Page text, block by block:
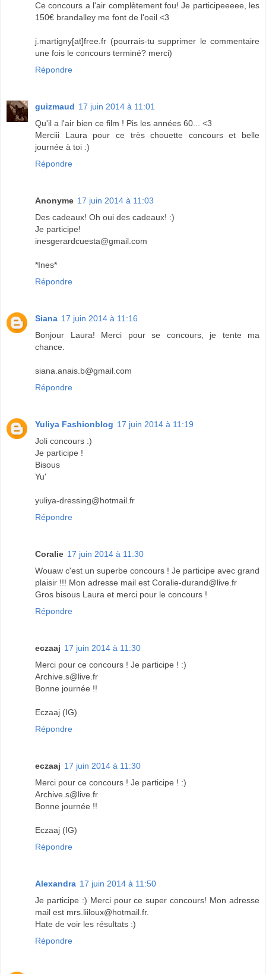
Ce concours a l'air complètement fou! Je participeeeee, les
150€ brandalley me font de l'oeil <3
j.martigny[at]free.fr (pourrais-tu supprimer le commentaire
une fois le concours terminé? merci)
Répondre
guizmaud 17 juin 2014 à 11:01
Qu'il a l'air bien ce film ! Pis les années 60... <3
Merciii Laura pour ce très chouette concours et belle
journée à toi :)
Répondre
Anonyme 17 juin 2014 à 11:03
Des cadeaux! Oh oui des cadeaux! :)
Je participe!
inesgerardcuesta@gmail.com
*Ines*
Répondre
Siana 17 juin 2014 à 11:16
Bonjour Laura! Merci pour se concours, je tente ma
chance.
siana.anais.b@gmail.com
Répondre
Yuliya Fashionblog 17 juin 2014 à 11:19
Joli concours :)
Je participe !
Bisous
Yu'
yuliya-dressing@hotmail.fr
Répondre
Coralie 17 juin 2014 à 11:30
Wouaw c'est un superbe concours ! Je participe avec grand
plaisir !!! Mon adresse mail est Coralie-durand@live.fr
Gros bisous Laura et merci pour le concours !
Répondre
eczaaj 17 juin 2014 à 11:30
Merci pour ce concours ! Je participe ! :)
Archive.s@live.fr
Bonne journée !!
Eczaaj (IG)
Répondre
eczaaj 17 juin 2014 à 11:30
Merci pour ce concours ! Je participe ! :)
Archive.s@live.fr
Bonne journée !!
Eczaaj (IG)
Répondre
Alexandra 17 juin 2014 à 11:50
Je participe :) Merci pour ce super concours! Mon adresse
mail est mrs.liiloux@hotmail.fr.
Hate de voir les résultats :)
Répondre